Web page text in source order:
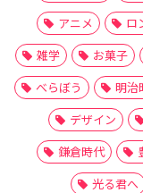
アニメ
ロ
雑学
お菓子
べらぼう
明治
デザイン
鎌倉時代
光る君へ